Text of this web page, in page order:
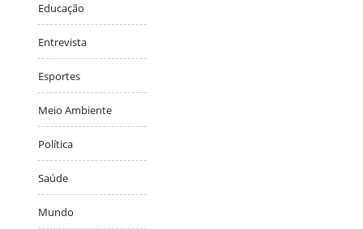
Educação
Entrevista
Esportes
Meio Ambiente
Política
Saúde
Mundo